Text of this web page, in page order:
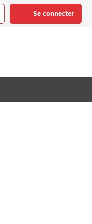
Se connecter